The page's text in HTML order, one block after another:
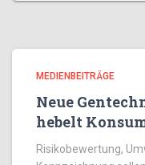
MEDIENBEITRÄGE
Neue
hebelt
Risikobewertung,